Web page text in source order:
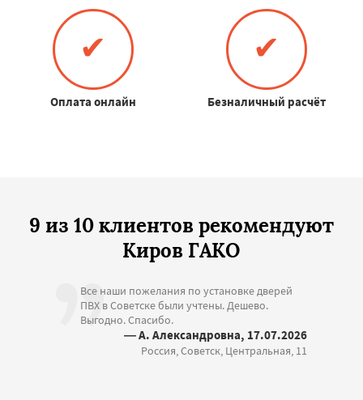
✔
Оплата онлайн
✔
Безналичный расчёт
9 из 10 клиентов рекомендуют
Киров ГАКО
Все наши пожелания по установке дверей
ПВХ в Советске были учтены. Дешево.
Выгодно. Спасибо.
— А. Александровна, 17.07.2026
Россия, Советск, Центральная, 11